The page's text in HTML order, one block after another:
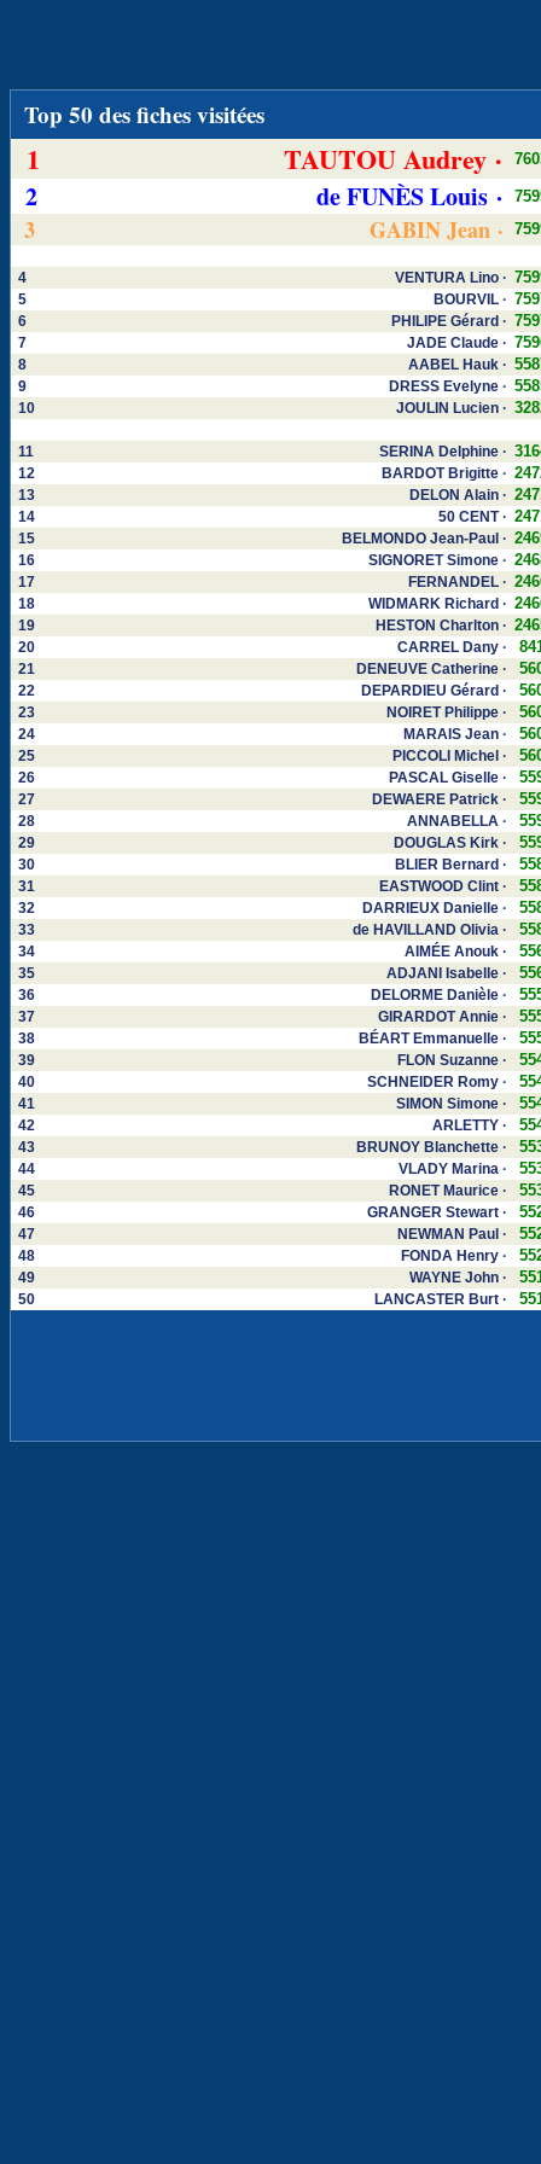
Top 50 des fiches visitées
1 TAUTOU Audrey ·
2 de FUNÈS Louis ·
3 GABIN Jean ·
4 VENTURA Lino ·
5 BOURVIL ·
6 PHILIPE Gérard ·
7 JADE Claude ·
8 AABEL Hauk ·
9 DRESS Evelyne ·
10 JOULIN Lucien ·
11 SERINA Delphine ·
12 BARDOT Brigitte ·
13 DELON Alain ·
14 50 CENT ·
15 BELMONDO Jean-Paul ·
16 SIGNORET Simone ·
17 FERNANDEL ·
18 WIDMARK Richard ·
19 HESTON Charlton ·
20 CARREL Dany ·
21 DENEUVE Catherine ·
22 DEPARDIEU Gérard ·
23 NOIRET Philippe ·
24 MARAIS Jean ·
25 PICCOLI Michel ·
26 PASCAL Giselle ·
27 DEWAERE Patrick ·
28 ANNABELLA ·
29 DOUGLAS Kirk ·
30 BLIER Bernard ·
31 EASTWOOD Clint ·
32 DARRIEUX Danielle ·
33 de HAVILLAND Olivia ·
34 AIMÉE Anouk ·
35 ADJANI Isabelle ·
36 DELORME Danièle ·
37 GIRARDOT Annie ·
38 BÉART Emmanuelle ·
39 FLON Suzanne ·
40 SCHNEIDER Romy ·
41 SIMON Simone ·
42 ARLETTY ·
43 BRUNOY Blanchette ·
44 VLADY Marina ·
45 RONET Maurice ·
46 GRANGER Stewart ·
47 NEWMAN Paul ·
48 FONDA Henry ·
49 WAYNE John ·
50 LANCASTER Burt ·